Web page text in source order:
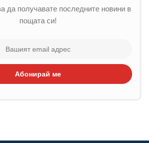
да получавате последните новини в
пощата си!
Абонирай ме